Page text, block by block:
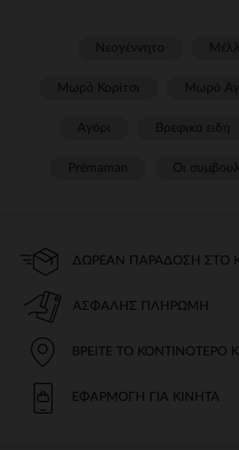
ΔΩΡΕΆΝ ΠΑΡΆΔΟΣΗ ΣΤΟ
ΑΣΦΑΛΉΣ ΠΛΗΡΩΜΉ
ΒΡΕΊΤΕ ΤΟ ΚΟΝΤΙΝΌΤΕΡΟ
ΕΦΑΡΜΟΓΉ ΓΙΑ ΚΙΝΗΤΆ